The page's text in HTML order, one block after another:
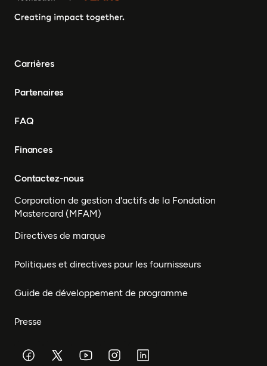
Carrières
Partenaires
FAQ
Finances
Contactez-nous
Corporation de gestion d'actifs de la Fondation
Mastercard (MFAM)
Directives de marque
Politiques et directives pour les fournisseurs
Guide de développement de programme
Presse